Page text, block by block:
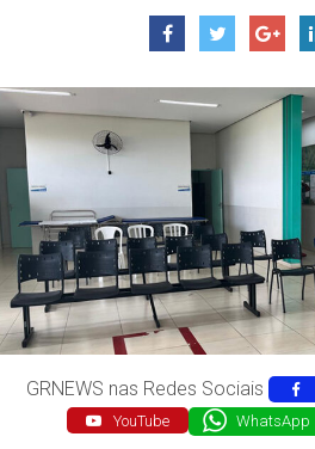
GRNEWS nas Redes Sociais
YouTube
WhatsApp